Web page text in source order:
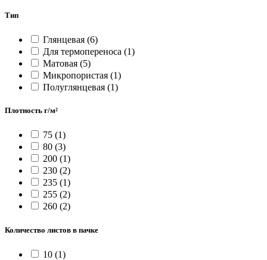
Тип
Глянцевая (6)
Для термопереноса (1)
Матовая (5)
Микропористая (1)
Полуглянцевая (1)
Плотность г/м²
75 (1)
80 (3)
200 (1)
230 (2)
235 (1)
255 (2)
260 (2)
Количество листов в пачке
10 (1)